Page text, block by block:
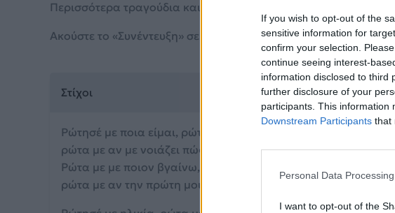
If you wish to opt-out of the
sensitive information for
confirm your selection.
continue seeing interest-
information disclosed to third
further disclosure of your
participants. This information
Downstream Participants that
Personal Data
I want to opt-out of the
Περισσότερα τραγούδια και πληροφορίες στη
Ακούστε το «Συνέντευξη» σε Spotify, YouTube και στο Mad.gr.
Στίχοι
Ρώτησέ με ποια είμαι, ρώτησέ με τι κάνω,
ρώτα με αν με νοιάζει πώς ζω ή πώς θα πεθάνω.
Ρώτα με με ποιον βγαίνω, σε ποια στάση κοιμάμαι,
ρώτα με αν την πρώτη μου αγάπη πού και πού τη θυμάμαι.